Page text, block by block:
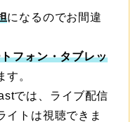
になるのでお間違
フォン・タブレッ
す。
では、ライブ配信
イトは視聴できま